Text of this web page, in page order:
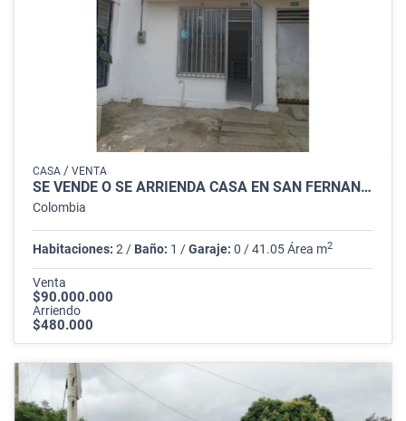
CASA / VENTA
SE VENDE O SE ARRIENDA CASA EN SAN FERNANDO DEL RODEO CUCUTA
Colombia
Habitaciones: 2 / Baño: 1 /Garaje: 0 / 41.05 Área m2
Venta
$90.000.000
Arriendo
$480.000